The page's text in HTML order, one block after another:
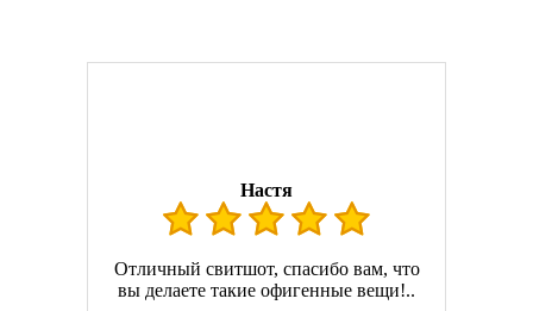
Настя
Отличный свитшот, спасибо вам, что
вы делаете такие офигенные вещи!..